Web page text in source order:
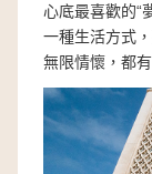
心底最喜歡的“
一種生活方式
無限情懷，都